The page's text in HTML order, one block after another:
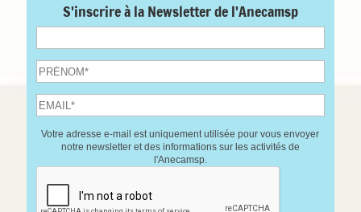
S'inscrire à la Newsletter de l'Anecamsp
Votre adresse e-mail est uniquement utilisée pour vous envoyer
notre newsletter et des informations sur les activités de
l'Anecamsp.